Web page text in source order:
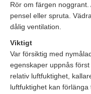
Rör om färgen noggrant.
pensel eller spruta.
dålig ventilation.
Viktigt
Var försiktig med
egenskaper uppnås
relativ luftfuktighet,
luftfuktighet kan